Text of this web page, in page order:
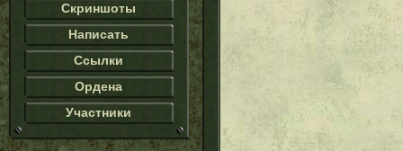
Скриншоты
Написать
Ссылки
Ордена
Участники